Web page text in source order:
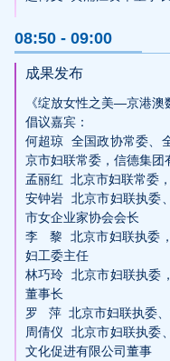
08:50 - 09:00
成果发布
《绽放女性之美—京港澳
倡议嘉宾：
何超琼  全国政协常委、
京市妇联常委，信德集团
孟丽红  北京市妇联常委
安钟岩  北京市妇联执委
市女企业家协会会长
李   黎  北京市妇联执委
妇工委主任
林巧玲  北京市妇联执委
董事长
罗   萍  北京市妇联执委
周倩仪  北京市妇联执委
文化促进有限公司董事